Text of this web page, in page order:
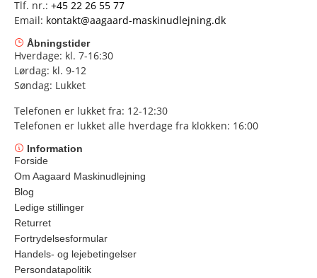
Tlf. nr.: +45 22 26 55 77
Email: kontakt@aagaard-maskinudlejning.dk
Åbningstider
Hverdage: kl. 7-16:30
Lørdag: kl. 9-12
Søndag: Lukket
Telefonen er lukket fra: 12-12:30
Telefonen er lukket alle hverdage fra klokken: 16:00
Information
Forside
Om Aagaard Maskinudlejning
Blog
Ledige stillinger
Returret
Fortrydelsesformular
Handels- og lejebetingelser
Persondatapolitik